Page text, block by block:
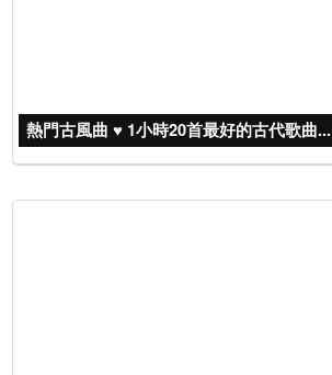
熱門古風曲 ♥ 1小時20首最好的古代歌曲...